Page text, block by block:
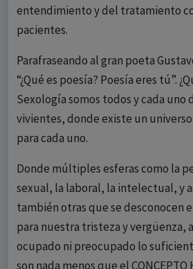
entendimiento y del tratamiento
pacientes.
Parafraseando al gran poeta
“¿Qué es poesía? Poesía eres tú”.
Sexología somos todos y cada uno
vivientes, donde existe un
para cada uno.
Donde múltiples esferas como la
sexual, la laboral, la intelectual, y
también otras que se desconocen
para nuestra tristeza y vergüenza,
ocupado ni preocupado lo
son nada menos que el CONCEPTO